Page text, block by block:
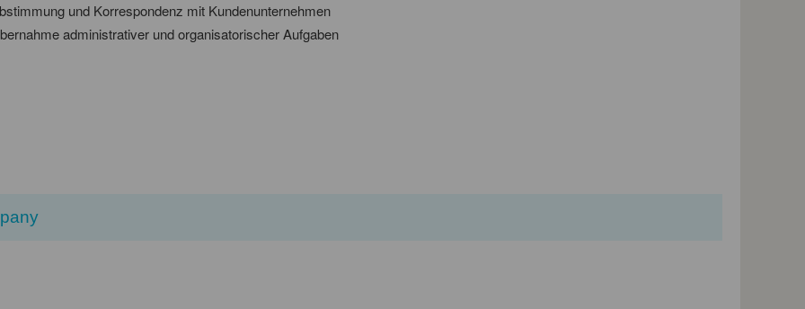
und Korrespondenz mit Kundenunternehmen
administrativer und organisatorischer Aufgaben